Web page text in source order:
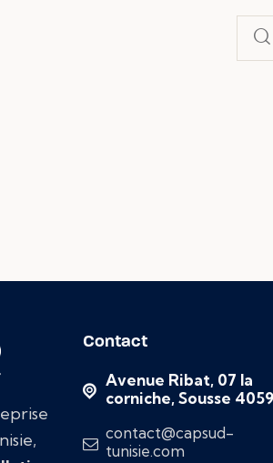
Contact
Avenue Ribat, 07 la
corniche, Sousse 4059
contact@capsud-
tunisie.com